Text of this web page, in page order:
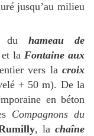
jusqu’au milieu
duhameau de
et laFontaine aux
vers lacroix
+ 50 m). De la
en béton
Compagnons du
, lachaîne